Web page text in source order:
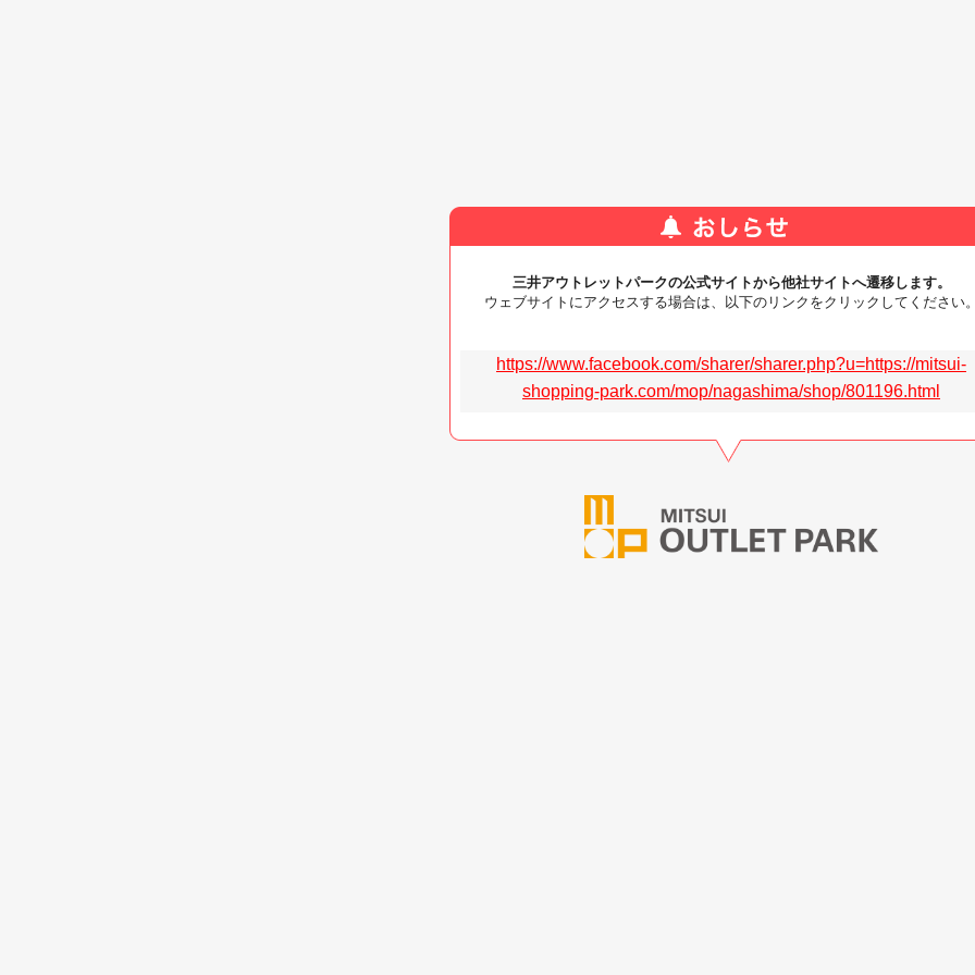
三井アウトレットパークの公式サイトから他社サイトへ遷移します。
ウェブサイトにアクセスする場合は、以下のリンクをクリックしてください
https://www.facebook.com/sharer/sharer.php?u=https://mitsui-
shopping-park.com/mop/nagashima/shop/801196.html